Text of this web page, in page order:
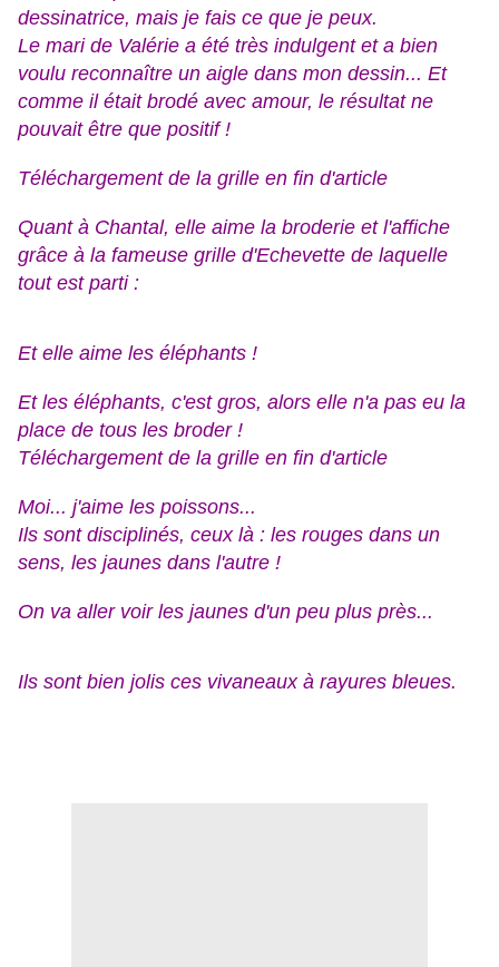
dessinatrice, mais je fais ce que je peux.
Le mari de Valérie a été très indulgent et a bien
voulu reconnaître un aigle dans mon dessin... Et
comme il était brodé avec amour, le résultat ne
pouvait être que positif !
Téléchargement de la grille en fin d'article
Quant à Chantal, elle aime la broderie et l'affiche
grâce à la fameuse grille d'Echevette de laquelle
tout est parti :
Et elle aime les éléphants !
Et les éléphants, c'est gros, alors elle n'a pas eu la
place de tous les broder !
Téléchargement de la grille en fin d'article
Moi... j'aime les poissons...
Ils sont disciplinés, ceux là : les rouges dans un
sens, les jaunes dans l'autre !
On va aller voir les jaunes d'un peu plus près...
Ils sont bien jolis ces vivaneaux à rayures bleues.